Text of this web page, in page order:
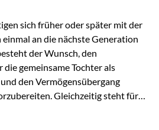
sich früher oder später mit der
einmal an die nächste Generation
der Wunsch, den
die gemeinsame Tochter als
den Vermögensübergang
Gleichzeitig steht für
verstirbt? Der überlebende